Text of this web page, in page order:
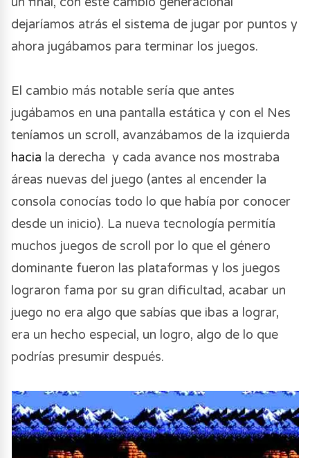
dejaríamos atrás el sistema de jugar por puntos y
ahora jugábamos para terminar los juegos.
El cambio más notable sería que antes
jugábamos en una pantalla estática y con el Nes
teníamos un scroll, avanzábamos de la izquierda
hacia la derecha y cada avance nos mostraba
áreas nuevas del juego (antes al encender la
consola conocías todo lo que había por conocer
desde un inicio). La nueva tecnología permitía
muchos juegos de scroll por lo que el género
dominante fueron las plataformas y los juegos
lograron fama por su gran dificultad, acabar un
juego no era algo que sabías que ibas a lograr,
era un hecho especial, un logro, algo de lo que
podrías presumir después.